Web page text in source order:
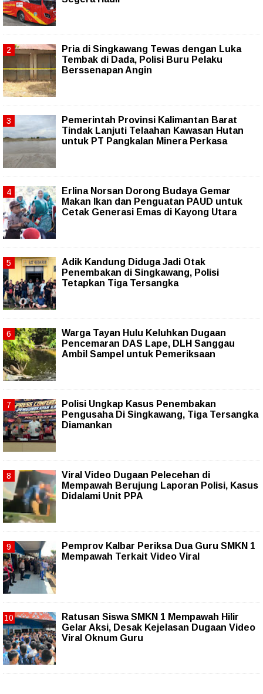
Pria di Singkawang Tewas dengan Luka
Tembak di Dada, Polisi Buru Pelaku
Berssenapan Angin
Pemerintah Provinsi Kalimantan Barat
Tindak Lanjuti Telaahan Kawasan Hutan
untuk PT Pangkalan Minera Perkasa
Erlina Norsan Dorong Budaya Gemar
Makan Ikan dan Penguatan PAUD untuk
Cetak Generasi Emas di Kayong Utara
Adik Kandung Diduga Jadi Otak
Penembakan di Singkawang, Polisi
Tetapkan Tiga Tersangka
Warga Tayan Hulu Keluhkan Dugaan
Pencemaran DAS Lape, DLH Sanggau
Ambil Sampel untuk Pemeriksaan
Polisi Ungkap Kasus Penembakan
Pengusaha Di Singkawang, Tiga Tersangka
Diamankan
Viral Video Dugaan Pelecehan di
Mempawah Berujung Laporan Polisi, Kasus
Didalami Unit PPA
Pemprov Kalbar Periksa Dua Guru SMKN 1
Mempawah Terkait Video Viral
Ratusan Siswa SMKN 1 Mempawah Hilir
Gelar Aksi, Desak Kejelasan Dugaan Video
Viral Oknum Guru